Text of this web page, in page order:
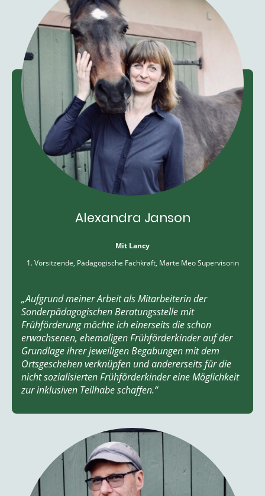
Alexandra Janson
Mit Lancy
1. Vorsitzende, Pädagogische Fachkraft, Marte Meo Supervisorin
„Aufgrund meiner Arbeit als Mitarbeiterin der
Sonderpädagogischen Beratungsstelle mit
Frühförderung möchte ich einerseits die schon
erwachsenen, ehemaligen Frühförderkinder auf der
Grundlage ihrer jeweiligen Begabungen mit dem
Ortsgeschehen verknüpfen und andererseits für die
nicht sozialisierten Frühförderkinder eine Möglichkeit
zur inklusiven Teilhabe schaffen.“